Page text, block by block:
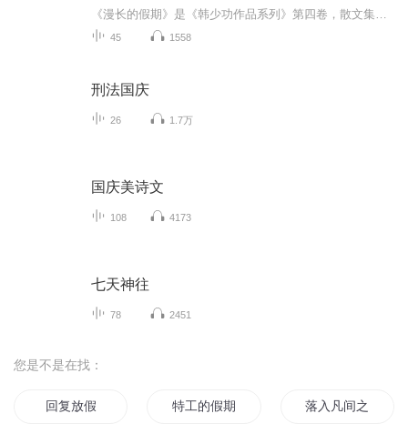
45 1558
刑法国庆
26 1.7万
国庆美诗文
108 4173
七天神往
78 2451
您是不是在找：
回复放假 特工的假期 落入凡间之女神